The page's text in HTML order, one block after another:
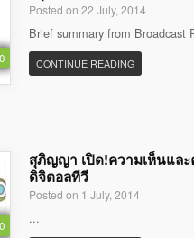
0
Posted on 22 July, 2014
Brief summary from Broadcast
CONTINUE READING
0
สุภิญญา เปิด!ความเห็นและ
ดิจิตอลทีวี
Posted on 1 July, 2014
...